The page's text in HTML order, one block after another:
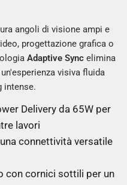
angoli di visione ampi e
progettazione grafica o
Adaptive Sync elimina
visiva fluida
intense.
Delivery da 65W per
lavori
connettività versatile
con cornici sottili per un